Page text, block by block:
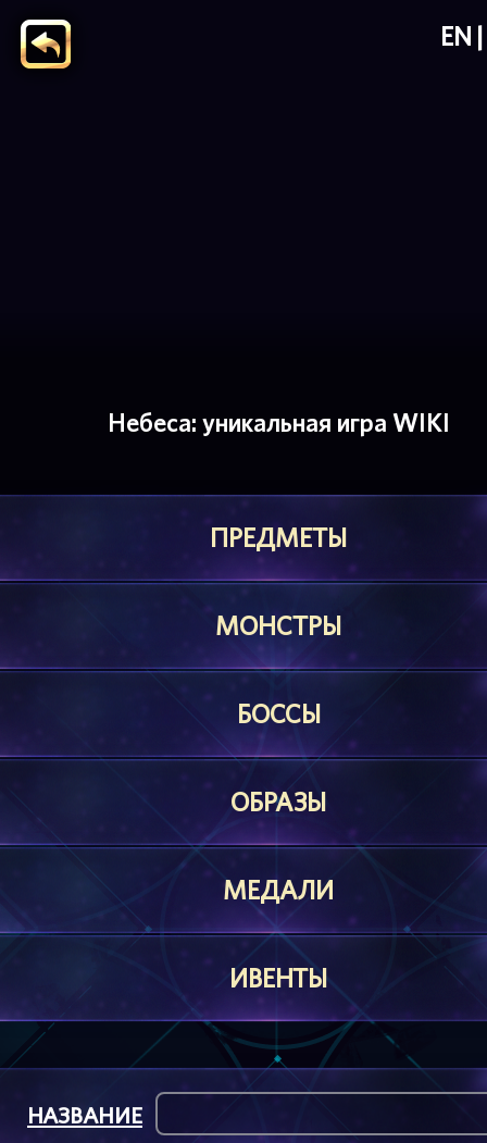
EN
Небеса: уникальная игра WIKI
ПРЕДМЕТЫ
МОНСТРЫ
БОССЫ
ОБРАЗЫ
МЕДАЛИ
ИВЕНТЫ
НАЗВАНИЕ